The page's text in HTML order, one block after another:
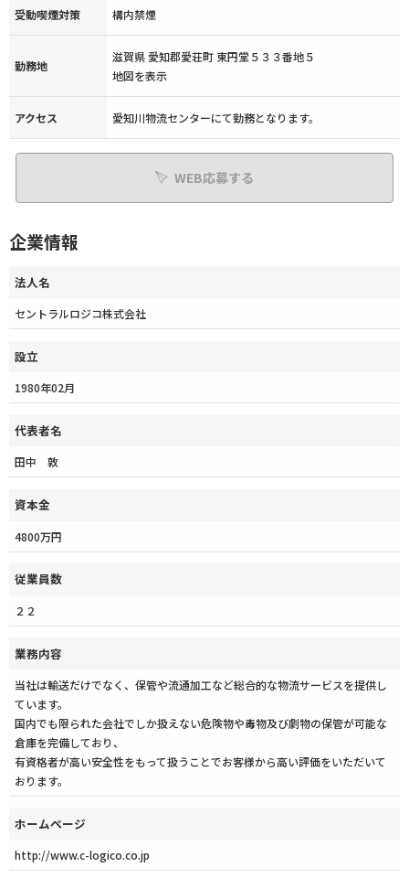
受動喫煙対策 構内禁煙
勤務地
滋賀県 愛知郡愛荘町 東円堂５３３番地５
地図を表示
アクセス 愛知川物流センターにて勤務となります。
WEB応募する
企業情報
法人名
セントラルロジコ株式会社
設立
1980年02月
代表者名
田中 敦
資本金
4800万円
従業員数
２２
業務内容
当社は輸送だけでなく、保管や流通加工など総合的な物流サービスを提供し
ています。
国内でも限られた会社でしか扱えない危険物や毒物及び劇物の保管が可能な
倉庫を完備しており、
有資格者が高い安全性をもって扱うことでお客様から高い評価をいただいて
おります。
ホームページ
http://www.c-logico.co.jp